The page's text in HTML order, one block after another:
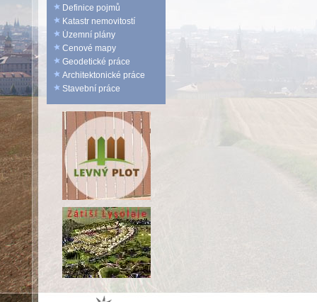
Definice pojmů
Katastr nemovitostí
Územní plány
Cenové mapy
Geodetické práce
Architektonické práce
Stavební práce